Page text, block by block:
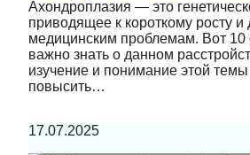
Ахондроплазия — это
приводящее к короткому росту и
медицинским проблемам. Вот 10
важно знать о данном
изучение и понимание этой темы
повысить…
17.07.2025